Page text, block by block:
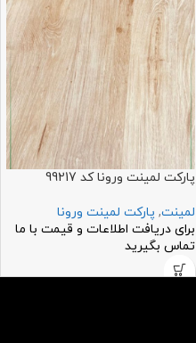
پارکت لمینت ورونا کد 99217
لمینت, پارکت لمینت ورونا
برای دریافت اطلاعات و قیمت با ما
تماس بگیرید